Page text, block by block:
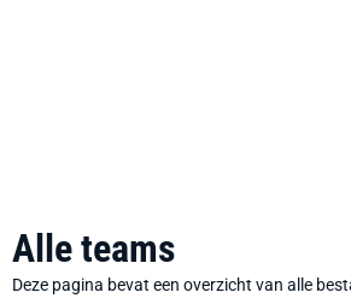
Alle teams
Deze pagina bevat een overzicht van alle